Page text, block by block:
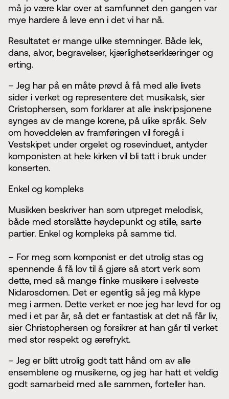
må jo være klar over at samfunnet den gangen var
mye hardere å leve enn i det vi har nå.
Resultatet er mange ulike stemninger. Både lek,
dans, alvor, begravelser, kjærlighetserklæringer og
erting.
– Jeg har på en måte prøvd å få med alle livets
sider i verket og representere det musikalsk, sier
Cristophersen, som forklarer at alle inskripsjonene
synges av de mange korene, på ulike språk. Selv
om hoveddelen av framføringen vil foregå i
Vestskipet under orgelet og rosevinduet, antyder
komponisten at hele kirken vil bli tatt i bruk under
konserten.
Enkel og kompleks
Musikken beskriver han som utpreget melodisk,
både med storslåtte høydepunkt og stille, sarte
partier. Enkel og kompleks på samme tid.
– For meg som komponist er det utrolig stas og
spennende å få lov til å gjøre så stort verk som
dette, med så mange flinke musikere i selveste
Nidarosdomen. Det er egentlig så jeg må klype
meg i armen. Dette verket er noe jeg har levd for og
med i et par år, så det er fantastisk at det nå får liv,
sier Christophersen og forsikrer at han går til verket
med stor respekt og ærefrykt.
– Jeg er blitt utrolig godt tatt hånd om av alle
ensemblene og musikerne, og jeg har hatt et veldig
godt samarbeid med alle sammen, forteller han.